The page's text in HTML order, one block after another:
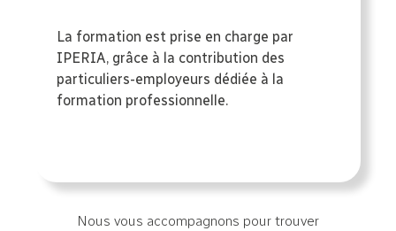
La formation est prise en charge par
IPERIA, grâce à la contribution des
particuliers-employeurs dédiée à la
formation professionnelle.
Nous vous accompagnons pour trouver